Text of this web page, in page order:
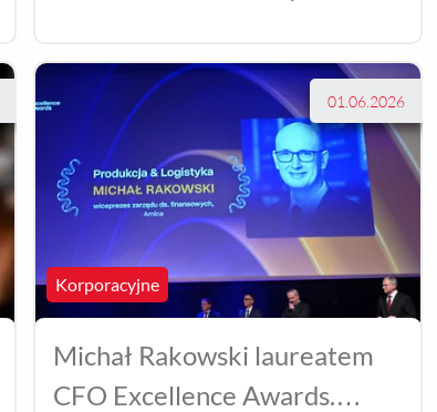
Michał Rakowski laureatem
CFO Excellence Awards.
01.06.2026
Korporacyjne